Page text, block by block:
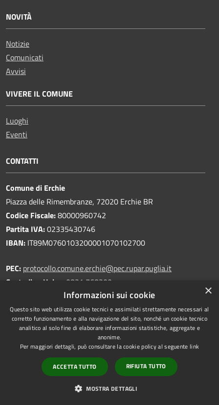
NOVITÀ
Notizie
Comunicati
Avvisi
VIVERE IL COMUNE
Luoghi
Eventi
CONTATTI
Comune di Erchie
Piazza delle Rimembranze, 72020 Erchie BR
Codice Fiscale:80000960742
Partita IVA:02335430746
IBAN: IT89M0760103200001070102700
PEC: protocollo.comune.erchie@pec.rupar.puglia.it
Centralino Unico:
0831 768300
Prenotazione appuntamento
Segnalazione disservizio
Leggi le FAQ
Richiesta di assistenza
×
Informazioni sui cookie
Questo sito web utilizza cookie tecnici e assimilati strettamente necessari al
corretto funzionamento e alla navigazione del sito, nonché un cookie tecnico
analitico al solo fine di elaborare informazioni statistiche, aggregate e
anonime.
Per maggiori dettagli, può consultare la cookie policy al seguente link
ACCETTA TUTTO RIFIUTA TUTTO
MOSTRA DETTAGLI